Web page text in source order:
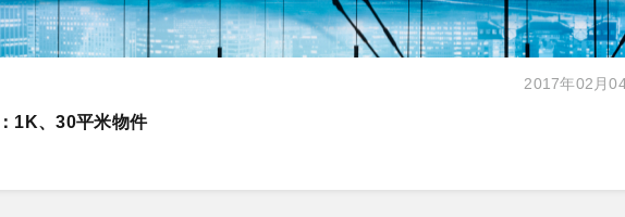
2017年02月
1K、30平米物件